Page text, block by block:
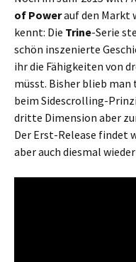
of Powerauf den Markt
kennt: Die Trine-Serie
schön inszenierte
ihr die Fähigkeiten von
müsst. Bisher blieb
beim Sidescrolling-
dritte Dimension aber
Der Erst-Release findet
aber auch diesmal